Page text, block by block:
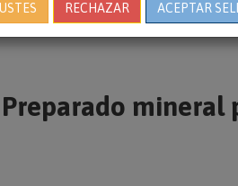
Preparado mineral
RECHAZAR ACEPTAR